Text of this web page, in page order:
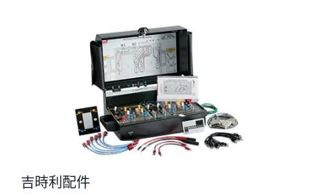
吉時利配件